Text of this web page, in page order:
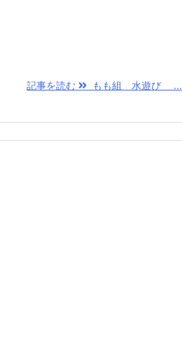
記事を読む もも組 水遊び ...